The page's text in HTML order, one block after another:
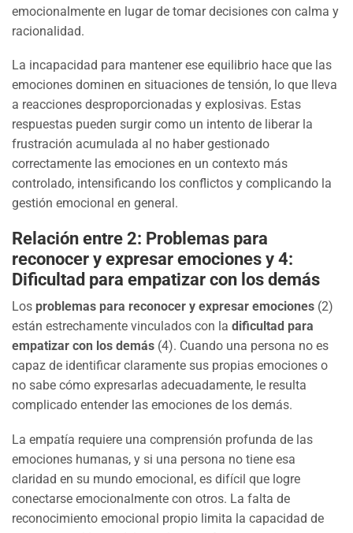
emocionalmente en lugar de tomar decisiones con calma y
racionalidad.
La incapacidad para mantener ese equilibrio hace que las
emociones dominen en situaciones de tensión, lo que lleva
a reacciones desproporcionadas y explosivas. Estas
respuestas pueden surgir como un intento de liberar la
frustración acumulada al no haber gestionado
correctamente las emociones en un contexto más
controlado, intensificando los conflictos y complicando la
gestión emocional en general.
Relación entre 2: Problemas para
reconocer y expresar emociones y 4:
Dificultad para empatizar con los demás
Los problemas para reconocer y expresar emociones (2)
están estrechamente vinculados con la dificultad para
empatizar con los demás (4). Cuando una persona no es
capaz de identificar claramente sus propias emociones o
no sabe cómo expresarlas adecuadamente, le resulta
complicado entender las emociones de los demás.
La empatía requiere una comprensión profunda de las
emociones humanas, y si una persona no tiene esa
claridad en su mundo emocional, es difícil que logre
conectarse emocionalmente con otros. La falta de
reconocimiento emocional propio limita la capacidad de